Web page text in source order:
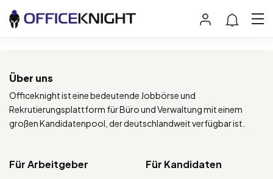
Über uns
Officeknight ist eine bedeutende Jobbörse und
Rekrutierungsplattform für Büro und Verwaltung mit einem
großen Kandidatenpool, der deutschlandweit verfügbar ist.
Für Arbeitgeber Für Kandidaten